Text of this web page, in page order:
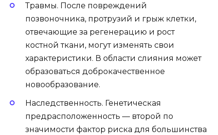
Травмы. После повреждений
позвоночника, протрузий и грыж клетки,
отвечающие за регенерацию и рост
костной ткани, могут изменять свои
характеристики. В области слияния может
образоваться доброкачественное
новообразование.
Наследственность. Генетическая
предрасположенность — второй по
значимости фактор риска для большинства